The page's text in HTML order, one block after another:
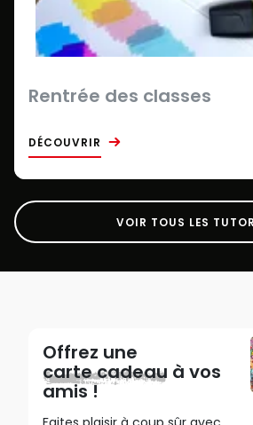
Rentrée des classes
DÉCOUVRIR
VOIR TOUS LES
Offrez une
carte cadeau à vos
amis !